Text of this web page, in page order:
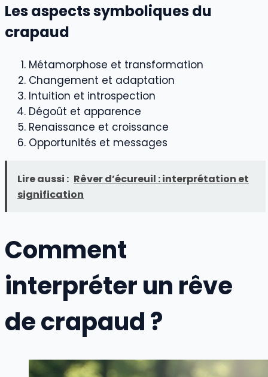
Les aspects symboliques du
crapaud
Métamorphose et transformation
Changement et adaptation
Intuition et introspection
Dégoût et apparence
Renaissance et croissance
Opportunités et messages
Lire aussi : Rêver d’écureuil : interprétation et
signification
Comment
interpréter un rêve
de crapaud ?